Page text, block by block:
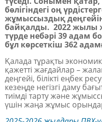
бөлігіндегі оң
жұмыссыздық
байқалды. 2022 жылы
түрде небәрі 39 адам
бұл көрсеткіш 362
Қалада тұрақты
қажетті жағдайлар –
деңгейі, білікті еңбек
кезеңде негізгі даму
тиімді тарту және
үшін жаңа жұмыс